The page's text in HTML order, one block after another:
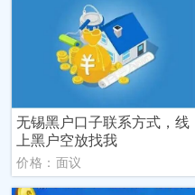
无锡黑户口子联系方式，线
上黑户空放找我
价格：面议